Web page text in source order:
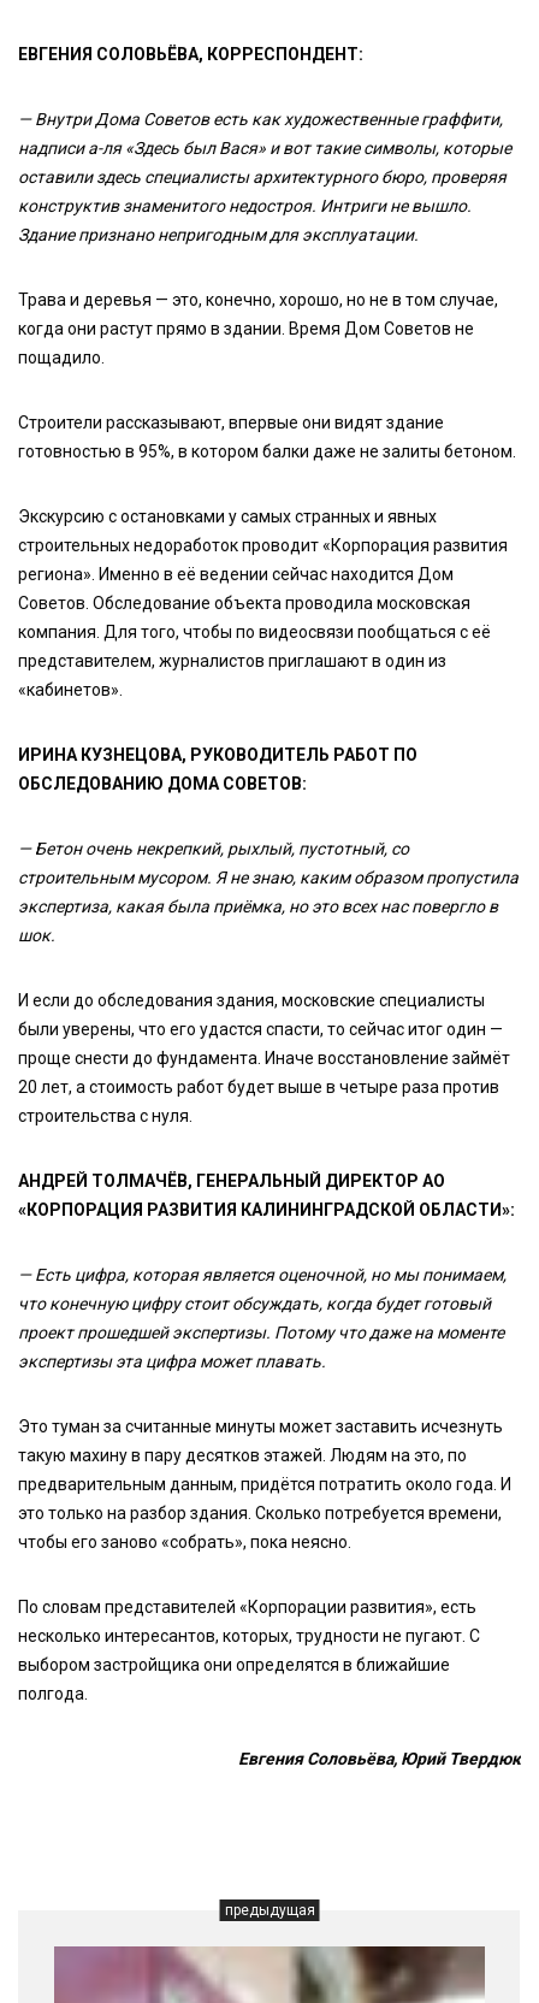
ЕВГЕНИЯ СОЛОВЬЁВА, КОРРЕСПОНДЕНТ:
— Внутри Дома Советов есть как художественные граффити,
надписи а-ля «Здесь был Вася» и вот такие символы, которые
оставили здесь специалисты архитектурного бюро, проверяя
конструктив знаменитого недостроя. Интриги не вышло.
Здание признано непригодным для эксплуатации.
Трава и деревья — это, конечно, хорошо, но не в том случае,
когда они растут прямо в здании. Время Дом Советов не
пощадило.
Строители рассказывают, впервые они видят здание
готовностью в 95%, в котором балки даже не залиты бетоном.
Экскурсию с остановками у самых странных и явных
строительных недоработок проводит «Корпорация развития
региона». Именно в её ведении сейчас находится Дом
Советов. Обследование объекта проводила московская
компания. Для того, чтобы по видеосвязи пообщаться с её
представителем, журналистов приглашают в один из
«кабинетов».
ИРИНА КУЗНЕЦОВА, РУКОВОДИТЕЛЬ РАБОТ ПО
ОБСЛЕДОВАНИЮ ДОМА СОВЕТОВ:
— Бетон очень некрепкий, рыхлый, пустотный, со
строительным мусором. Я не знаю, каким образом пропустила
экспертиза, какая была приёмка, но это всех нас повергло в
шок.
И если до обследования здания, московские специалисты
были уверены, что его удастся спасти, то сейчас итог один —
проще снести до фундамента. Иначе восстановление займёт
20 лет, а стоимость работ будет выше в четыре раза против
строительства с нуля.
АНДРЕЙ ТОЛМАЧЁВ, ГЕНЕРАЛЬНЫЙ ДИРЕКТОР АО
«КОРПОРАЦИЯ РАЗВИТИЯ КАЛИНИНГРАДСКОЙ ОБЛАСТИ»:
— Есть цифра, которая является оценочной, но мы понимаем,
что конечную цифру стоит обсуждать, когда будет готовый
проект прошедшей экспертизы. Потому что даже на моменте
экспертизы эта цифра может плавать.
Это туман за считанные минуты может заставить исчезнуть
такую махину в пару десятков этажей. Людям на это, по
предварительным данным, придётся потратить около года. И
это только на разбор здания. Сколько потребуется времени,
чтобы его заново «собрать», пока неясно.
По словам представителей «Корпорации развития», есть
несколько интересантов, которых, трудности не пугают. С
выбором застройщика они определятся в ближайшие
полгода.
Евгения Соловьёва, Юрий Твердюк
предыдущая